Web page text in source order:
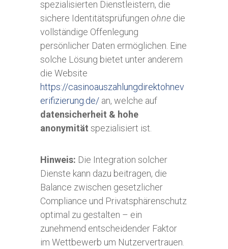
spezialisierten Dienstleistern, die
sichere Identitätsprüfungen ohne die
vollständige Offenlegung
persönlicher Daten ermöglichen. Eine
solche Lösung bietet unter anderem
die Website
https://casinoauszahlungdirektohnev
erifizierung.de/ an, welche auf
datensicherheit & hohe
anonymität spezialisiert ist.
Hinweis: Die Integration solcher
Dienste kann dazu beitragen, die
Balance zwischen gesetzlicher
Compliance und Privatsphärenschutz
optimal zu gestalten – ein
zunehmend entscheidender Faktor
im Wettbewerb um Nutzervertrauen.